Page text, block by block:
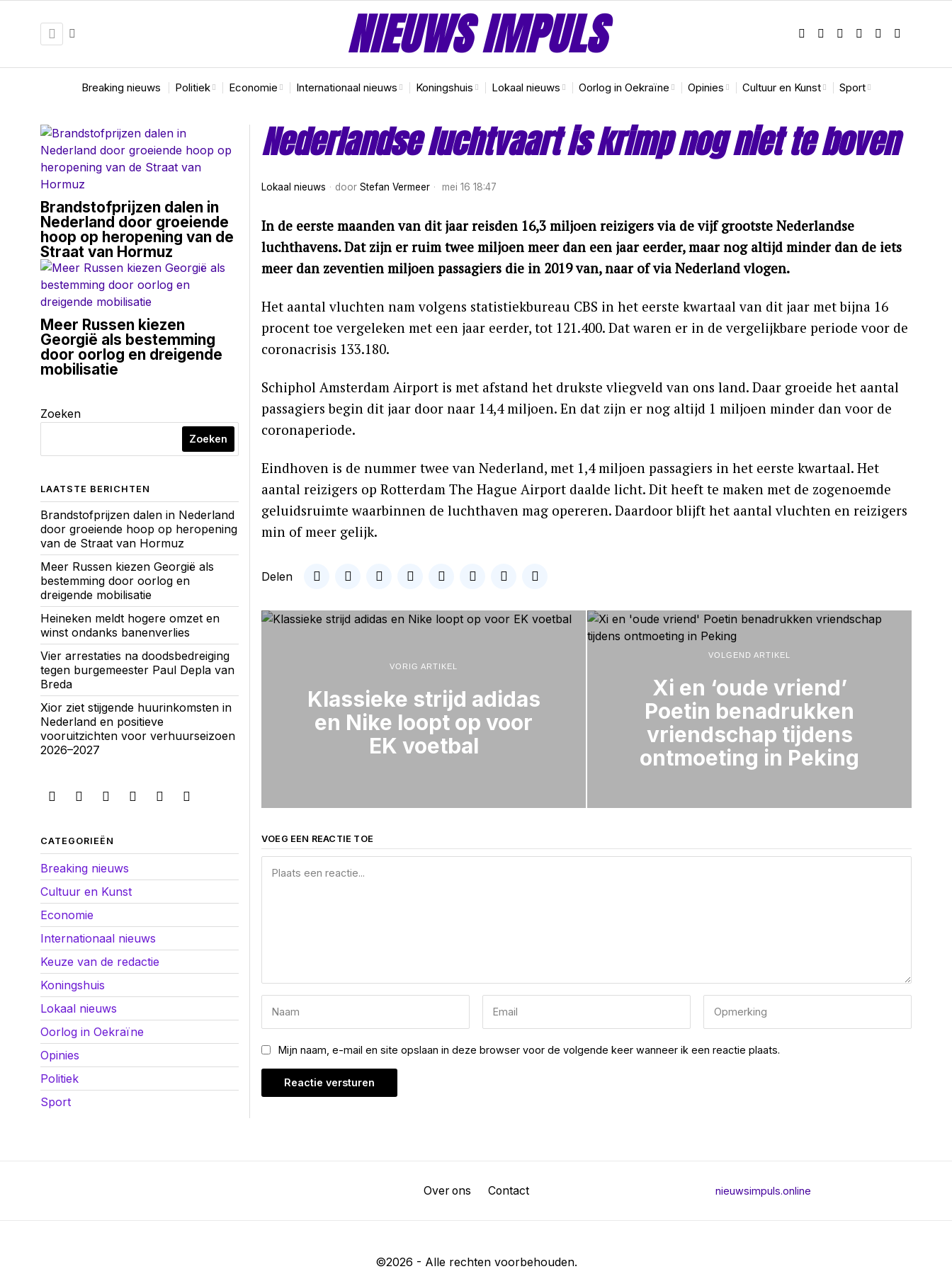
NIEUWS IMPULS
Breaking nieuws Politiek Economie Internationaal nieuws Koningshuis Lokaal nieuws Oorlog in Oekraïne Opinies Cultuur en Kunst Sport
Nederlandse luchtvaart is krimp nog niet te boven
Lokaal nieuws door Stefan Vermeer mei 16 18:47
In de eerste maanden van dit jaar reisden 16,3 miljoen reizigers via de vijf grootste Nederlandse
luchthavens. Dat zijn er ruim twee miljoen meer dan een jaar eerder, maar nog altijd minder dan de iets
meer dan zeventien miljoen passagiers die in 2019 van, naar of via Nederland vlogen.
Het aantal vluchten nam volgens statistiekbureau CBS in het eerste kwartaal van dit jaar met bijna 16
procent toe vergeleken met een jaar eerder, tot 121.400. Dat waren er in de vergelijkbare periode voor de
coronacrisis 133.180.
Schiphol Amsterdam Airport is met afstand het drukste vliegveld van ons land. Daar groeide het aantal
passagiers begin dit jaar door naar 14,4 miljoen. En dat zijn er nog altijd 1 miljoen minder dan voor de
coronaperiode.
Eindhoven is de nummer twee van Nederland, met 1,4 miljoen passagiers in het eerste kwartaal. Het
aantal reizigers op Rotterdam The Hague Airport daalde licht. Dit heeft te maken met de zogenoemde
geluidsruimte waarbinnen de luchthaven mag opereren. Daardoor blijft het aantal vluchten en reizigers
min of meer gelijk.
Delen
VORIG ARTIKEL
Klassieke strijd adidas
en Nike loopt op voor
EK voetbal
VOLGEND ARTIKEL
Xi en ‘oude vriend’
Poetin benadrukken
vriendschap tijdens
ontmoeting in Peking
VOEG EEN REACTIE TOE
Mijn naam, e-mail en site opslaan in deze browser voor de volgende keer wanneer ik een reactie plaats.
Brandstofprijzen dalen in
Nederland door groeiende
hoop op heropening van de
Straat van Hormuz
Meer Russen kiezen
Georgië als bestemming
door oorlog en dreigende
mobilisatie
Zoeken
Zoeken
LAATSTE BERICHTEN
Brandstofprijzen dalen in Nederland
door groeiende hoop op heropening
van de Straat van Hormuz
Meer Russen kiezen Georgië als
bestemming door oorlog en
dreigende mobilisatie
Heineken meldt hogere omzet en
winst ondanks banenverlies
Vier arrestaties na doodsbedreiging
tegen burgemeester Paul Depla van
Breda
Xior ziet stijgende huurinkomsten in
Nederland en positieve
vooruitzichten voor verhuurseizoen
2026–2027
CATEGORIEËN
Breaking nieuws
Cultuur en Kunst
Economie
Internationaal nieuws
Keuze van de redactie
Koningshuis
Lokaal nieuws
Oorlog in Oekraïne
Opinies
Politiek
Sport
Over ons Contact nieuwsimpuls.online
©2026 - Alle rechten voorbehouden.